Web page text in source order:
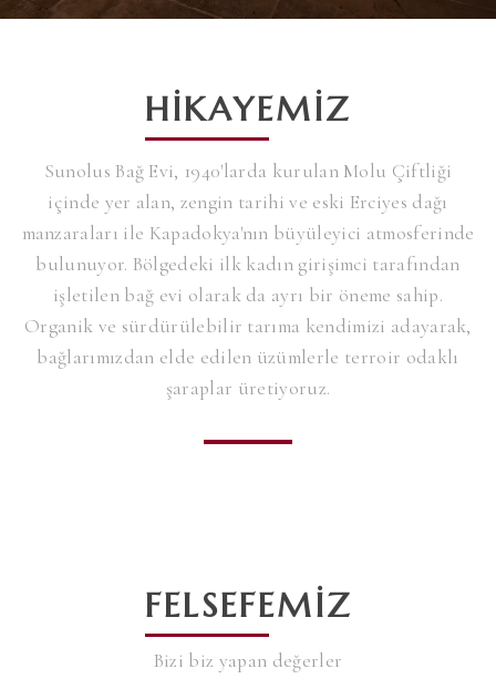
HIKAYEMIZ
Sunolus Bağ Evi, 1940'larda kurulan Molu Çiftliği
içinde yer alan, zengin tarihi ve eski Erciyes dağı
manzaraları ile Kapadokya'nın büyüleyici atmosferinde
bulunuyor. Bölgedeki ilk kadın girişimci tarafından
işletilen bağ evi olarak da ayrı bir öneme sahip.
Organik ve sürdürülebilir tarıma kendimizi adayarak,
bağlarımızdan elde edilen üzümlerle terroir odaklı
şaraplar üretiyoruz.
FELSEFEMIZ
Bizi biz yapan değerler